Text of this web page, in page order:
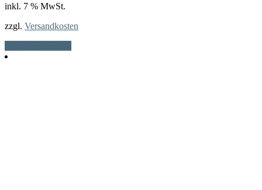
inkl. 7 % MwSt.
zzgl. Versandkosten